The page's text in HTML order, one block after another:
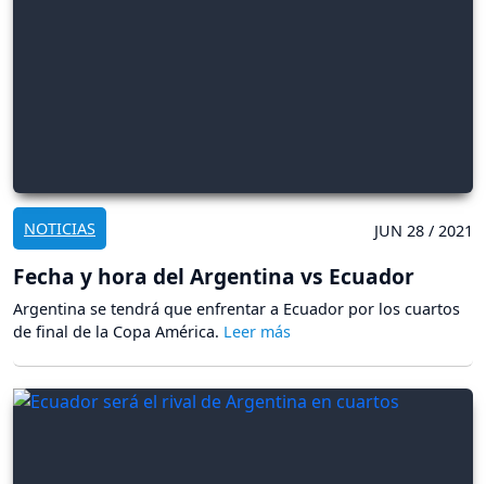
NOTICIAS JUN 28 / 2021
Fecha y hora del Argentina vs Ecuador
Argentina se tendrá que enfrentar a Ecuador por los cuartos
de final de la Copa América.